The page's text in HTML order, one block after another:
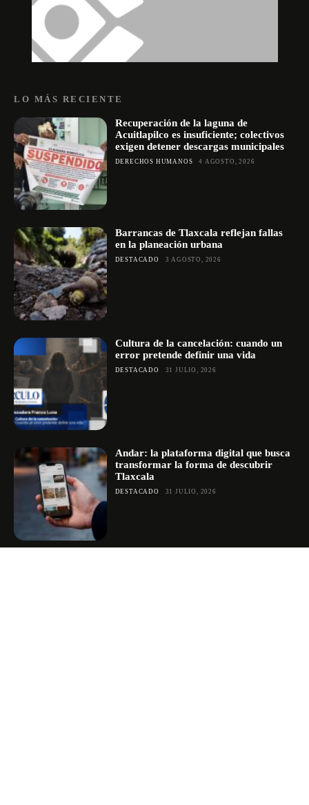
LO MÁS RECIENTE
Recuperación de la laguna de
Acuitlapilco es insuficiente; colectivos
exigen detener descargas municipales
DERECHOS HUMANOS 4 AGOSTO, 2026
Barrancas de Tlaxcala reflejan fallas
en la planeación urbana
DESTACADO 3 AGOSTO, 2026
Cultura de la cancelación: cuando un
error pretende definir una vida
DESTACADO 31 JULIO, 2026
Andar: la plataforma digital que busca
transformar la forma de descubrir
Tlaxcala
DESTACADO 31 JULIO, 2026